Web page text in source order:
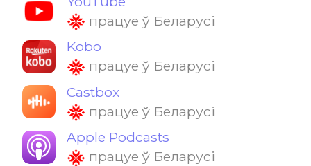
працуе ў Беларусі
Kobo
працуе ў Беларусі
Castbox
працуе ў Беларусі
Apple Podcasts
працуе ў Беларусі